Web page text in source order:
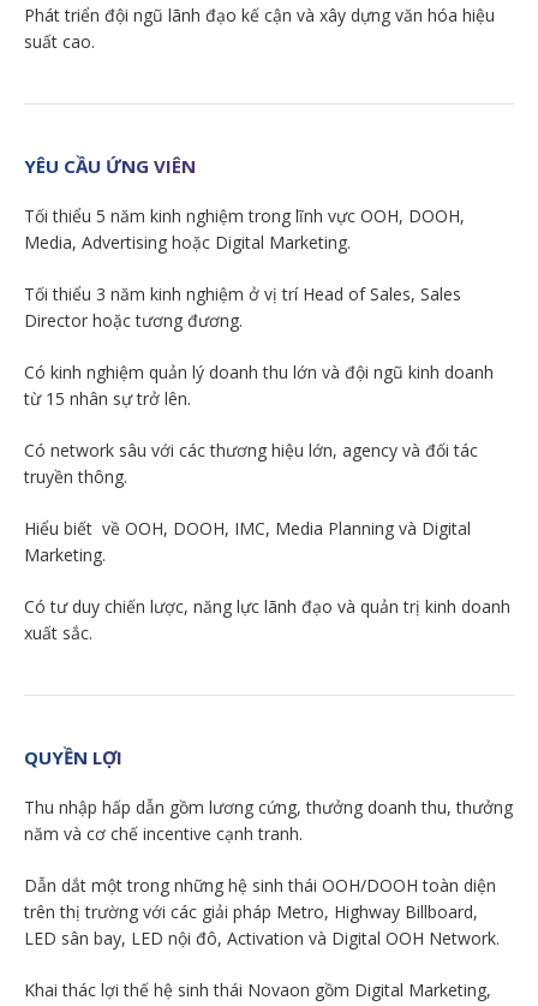
Phát triển đội ngũ lãnh đạo kế cận và xây dựng văn hóa hiệu
suất cao.
YÊU CẦU ỨNG VIÊN
Tối thiểu 5 năm kinh nghiệm trong lĩnh vực OOH, DOOH,
Media, Advertising hoặc Digital Marketing.
Tối thiểu 3 năm kinh nghiệm ở vị trí Head of Sales, Sales
Director hoặc tương đương.
Có kinh nghiệm quản lý doanh thu lớn và đội ngũ kinh doanh
từ 15 nhân sự trở lên.
Có network sâu với các thương hiệu lớn, agency và đối tác
truyền thông.
Hiểu biết về OOH, DOOH, IMC, Media Planning và Digital
Marketing.
Có tư duy chiến lược, năng lực lãnh đạo và quản trị kinh doanh
xuất sắc.
QUYỀN LỢI
Thu nhập hấp dẫn gồm lương cứng, thưởng doanh thu, thưởng
năm và cơ chế incentive cạnh tranh.
Dẫn dắt một trong những hệ sinh thái OOH/DOOH toàn diện
trên thị trường với các giải pháp Metro, Highway Billboard,
LED sân bay, LED nội đô, Activation và Digital OOH Network.
Khai thác lợi thế hệ sinh thái Novaon gồm Digital Marketing,